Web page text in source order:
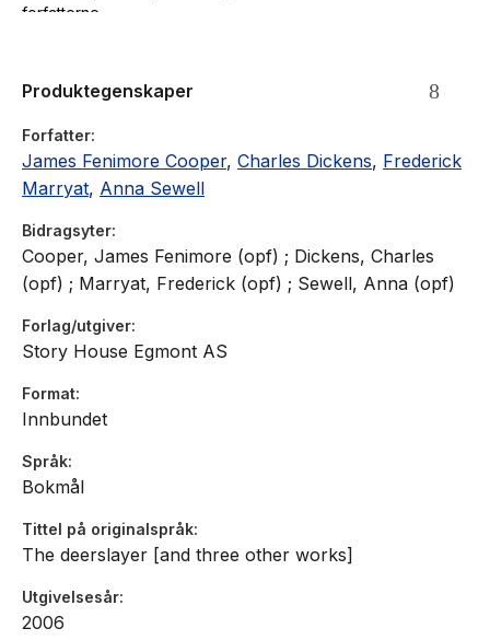
forfatterne.
Produktegenskaper
Forfatter
James Fenimore Cooper, Charles Dickens, Frederick
Marryat, Anna Sewell
Bidragsyter
Cooper, James Fenimore (opf) ; Dickens, Charles
(opf) ; Marryat, Frederick (opf) ; Sewell, Anna (opf)
Forlag/utgiver
Story House Egmont AS
Format
Innbundet
Språk
Bokmål
Tittel på originalspråk
The deerslayer [and three other works]
Utgivelsesår
2006